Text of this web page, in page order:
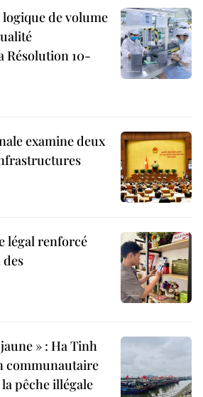
de volume
Résolution 10-
examine deux
légal renforcé
» : Ha Tinh
communautaire
pêche illégale